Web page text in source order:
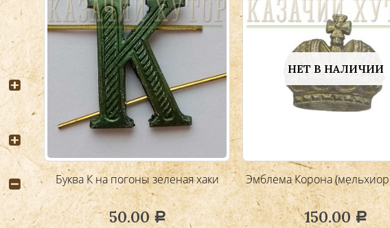
Буква К на погоны зеленая хаки
50.00Р
НЕТ В НАЛИЧИИ
Эмблема Корона
150.00Р